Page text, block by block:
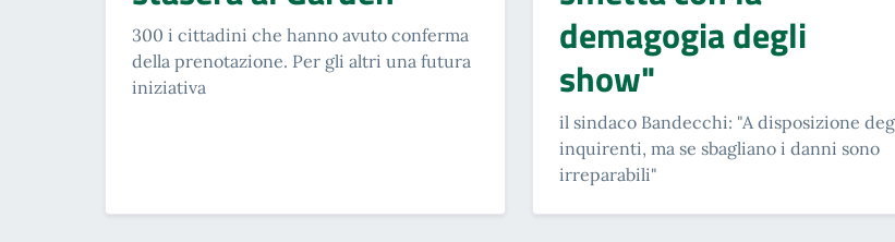
300 i cittadini che hanno avuto conferma
della prenotazione. Per gli altri una futura
iniziativa
demagogia degli
show"
il sindaco Bandecchi: "A disposizione
inquirenti, ma se sbagliano i danni sono
irreparabili"